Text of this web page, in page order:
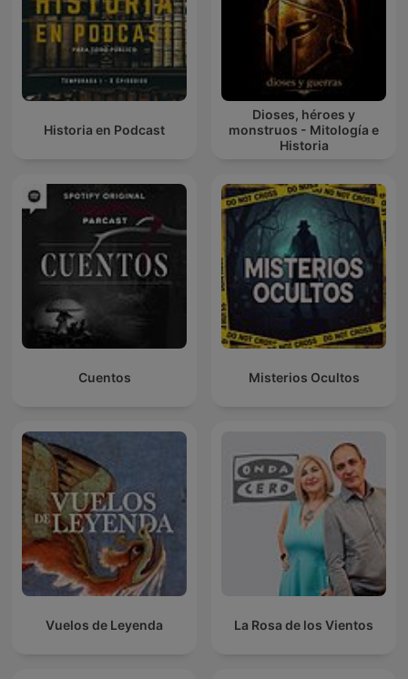
Historia en Podcast
Dioses, héroes y
monstruos - Mitología e
Historia
Cuentos Misterios Ocultos
Vuelos de Leyenda La Rosa de los Vientos